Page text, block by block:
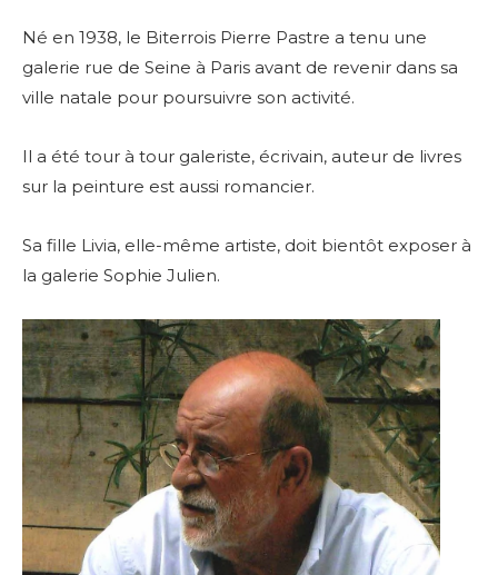
Né en 1938, le Biterrois Pierre Pastre a tenu une
galerie rue de Seine à Paris avant de revenir dans sa
ville natale pour poursuivre son activité.
Il a été tour à tour galeriste, écrivain, auteur de livres
sur la peinture est aussi romancier.
Sa fille Livia, elle-même artiste, doit bientôt exposer à
la galerie Sophie Julien.